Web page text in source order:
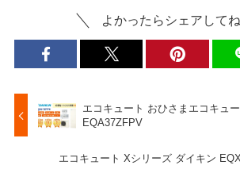
よかったらシェアしてね
エコキュート おひさまエコキュ
EQA37ZFPV
エコキュート Xシリーズ ダイキン